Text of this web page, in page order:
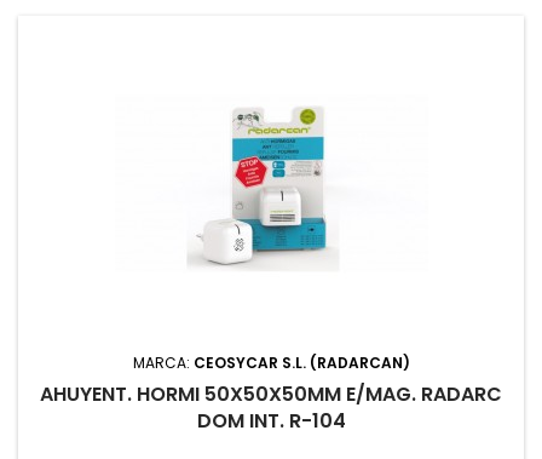
MARCA: CEOSYCAR S.L. (RADARCAN)
AHUYENT. HORMI 50X50X50MM E/MAG. RADARC
DOM INT. R-104